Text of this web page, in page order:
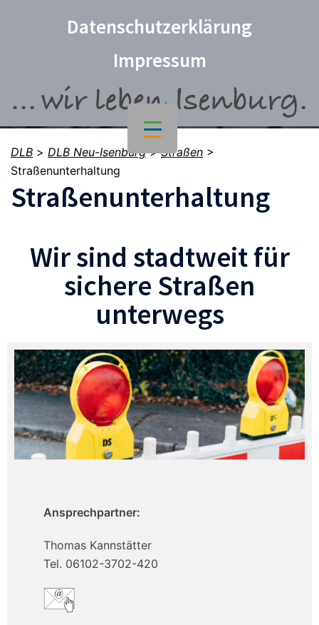
Datenschutzerklärung
Impressum
DLB > DLB Neu-Isenburg>Straßen >
Straßenunterhaltung
Straßenunterhaltung
Wir sind stadtweit für
sichere Straßen
unterwegs
Ansprechpartner:
Thomas Kannstätter
Tel. 06102-3702-420